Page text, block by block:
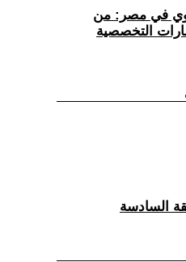
في مصر: من
التخصصية